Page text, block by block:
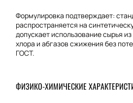
Формулировка подтверждает:
распространяется на
допускает использование сырья
хлора и абгазов сжижения без
ГОСТ.
ФИЗИКО-ХИМИЧЕСКИЕ